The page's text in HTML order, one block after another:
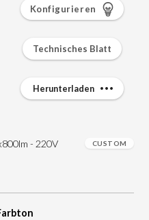
- 220V CUSTOM
Konfigurieren
Technisches Blatt
Herunterladen